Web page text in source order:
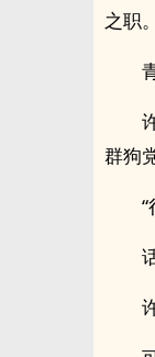
之职
群狗